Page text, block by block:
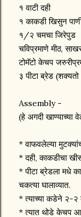
१ वाटी दही
१ काकडी खिसुन
१/२ चमचा जिरेपुड
चविप्रमाणे मीठ,
टोमॅटो केचप
३ पीटा ब्रेड
Assembly -
(हे अगदी खाण्याच्या
* वाफवलेल्या
* दही, काकडीचा
* पीटा ब्रेडला मधे
चकत्या घालाव्यात.
* त्याच्या कडेने २-२
* त्यात थोडे केचप